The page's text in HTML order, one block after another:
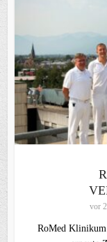
vor
RoMed Klinikum